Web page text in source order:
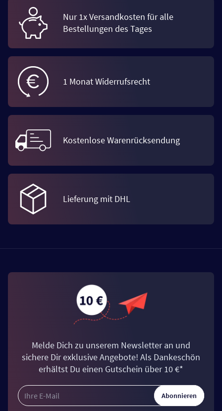
Nur 1x Versandkosten für alle
Bestellungen des Tages
1 Monat Widerrufsrecht
Kostenlose Warenrücksendung
Lieferung mit DHL
Melde Dich zu unserem Newsletter an und
sichere Dir exklusive Angebote! Als Dankeschön
erhältst Du einen Gutschein über 10 €*
Abonnieren